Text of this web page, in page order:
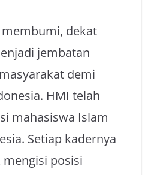
membumi, dekat
jembatan
demi
HMI telah
mahasiswa Islam
Setiap kadernya
posisi